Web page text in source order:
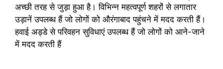
अच्छी तरह से जुड़ा हुआ है। विभिन्न महत्वपूर्ण शहरों से लगातार
उड़ानें उपलब्ध हैं जो लोगों को औरंगाबाद पहुंचने में मदद करती हैं।
हवाई अड्डे से परिवहन सुविधाएं उपलब्ध हैं जो लोगों को आने-जाने
में मदद करती हैं